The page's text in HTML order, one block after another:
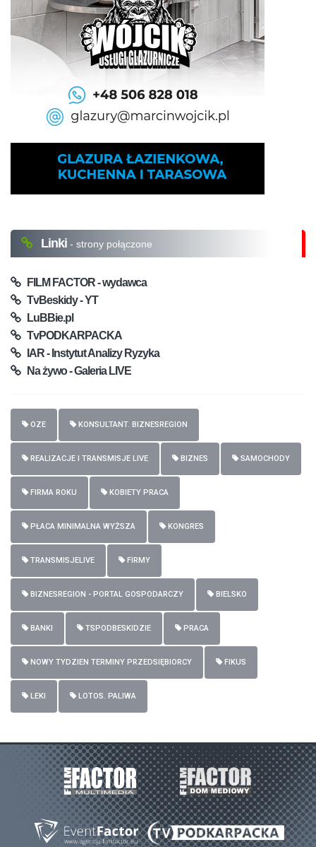
Linki - strony połączone
FILM FACTOR - wydawca
TvBeskidy - YT
LuBBie.pl
TvPODKARPACKA
IAR - Instytut Analizy Ryzyka
Na żywo - Galeria LIVE
OZE KONSULTANT. BIZNESREGION
REALIZACJE I TRANSMISJE LIVE BIZNES SAMOCHODY
FIRMA ROKU KOBIETY PRACA
PŁACA MINIMALNA WYŻSZA KONGRES
TRANSMISJELIVE FIRMY
BIZNESREGION - PORTAL GOSPODARCZY BIELSKO
BANKI TSPODBESKIDZIE PRACA
NOWY TYDZIEN TERMINY PRZEDSIĘBIORCY FIKUS
LEKI LOTOS. PALIWA